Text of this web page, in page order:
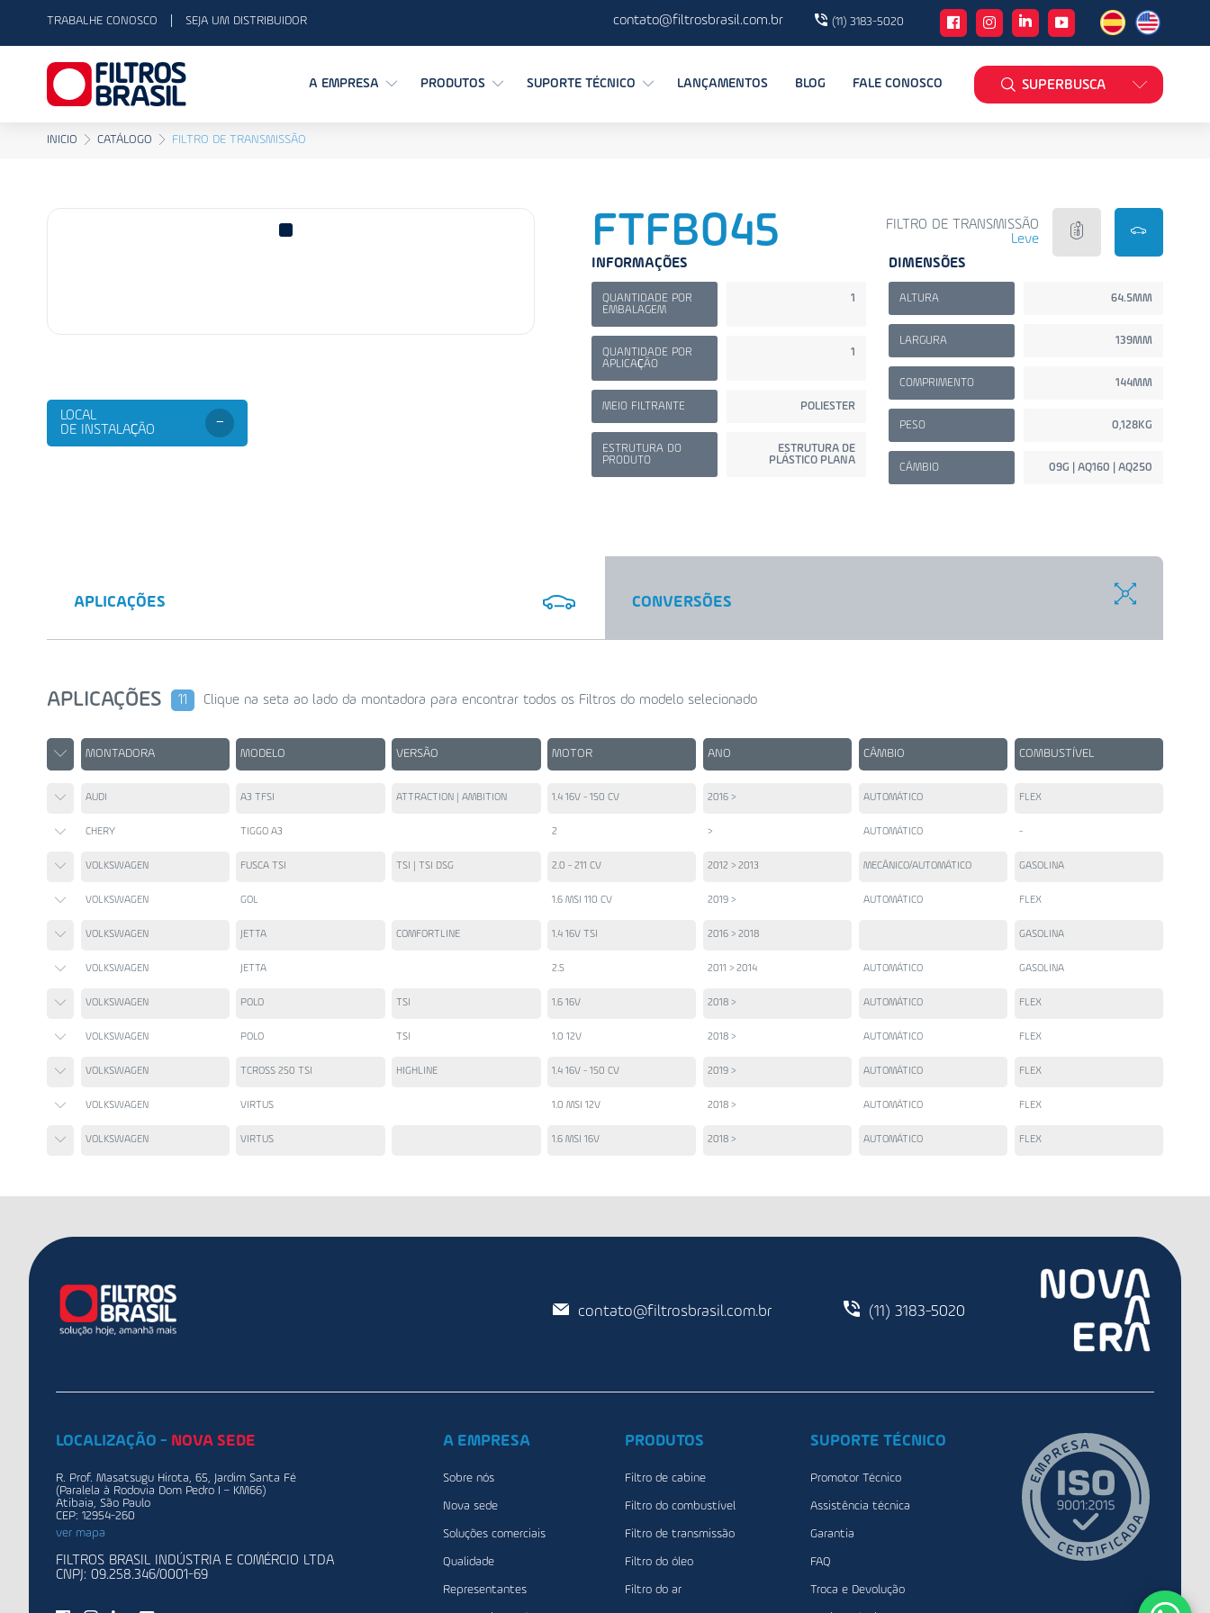
TRABALHE CONOSCO SEJA UM DISTRIBUIDOR contato@filtrosbrasil.com.br (11) 3183-5020
A EMPRESA PRODUTOS SUPORTE TÉCNICO LANÇAMENTOS BLOG FALE CONOSCO SUPERBUSCA
INICIO CATÁLOGO FILTRO DE TRANSMISSÃO
LOCAL
DE INSTALAÇÃO
-
FTFB045
FILTRO DE TRANSMISSÃO
Leve
INFORMAÇÕES
QUANTIDADE POR
EMBALAGEM
1
QUANTIDADE POR
APLICAÇÃO
1
MEIO FILTRANTE POLIESTER
ESTRUTURA DO
PRODUTO
ESTRUTURA DE
PLÁSTICO PLANA
DIMENSÕES
ALTURA 64.5MM
LARGURA 139MM
COMPRIMENTO 144MM
PESO 0,128KG
CÂMBIO 09G | AQ160 | AQ250
APLICAÇÕES CONVERSÕES
APLICAÇÕES 11 Clique na seta ao lado da montadora para encontrar todos os Filtros do modelo selecionado
MONTADORA MODELO VERSÃO MOTOR ANO CÂMBIO COMBUSTÍVEL
AUDI A3 TFSI ATTRACTION | AMBITION 1.4 16V - 150 CV 2016 > AUTOMÁTICO FLEX
CHERY TIGGO A3 2 > AUTOMÁTICO -
VOLKSWAGEN FUSCA TSI TSI | TSI DSG 2.0 - 211 CV 2012 > 2013 MECÂNICO/AUTOMÁTICO GASOLINA
VOLKSWAGEN GOL 1.6 MSI 110 CV 2019 > AUTOMÁTICO FLEX
VOLKSWAGEN JETTA COMFORTLINE 1.4 16V TSI 2016 > 2018 GASOLINA
VOLKSWAGEN JETTA 2.5 2011 > 2014 AUTOMÁTICO GASOLINA
VOLKSWAGEN POLO TSI 1.6 16V 2018 > AUTOMÁTICO FLEX
VOLKSWAGEN POLO TSI 1.0 12V 2018 > AUTOMÁTICO FLEX
VOLKSWAGEN TCROSS 250 TSI HIGHLINE 1.4 16V - 150 CV 2019 > AUTOMÁTICO FLEX
VOLKSWAGEN VIRTUS 1.0 MSI 12V 2018 > AUTOMÁTICO FLEX
VOLKSWAGEN VIRTUS 1.6 MSI 16V 2018 > AUTOMÁTICO FLEX
contato@filtrosbrasil.com.br (11) 3183-5020
LOCALIZAÇÃO - NOVA SEDE
R. Prof. Masatsugu Hirota, 65, Jardim Santa Fé
(Paralela à Rodovia Dom Pedro I – KM66)
Atibaia, São Paulo
CEP: 12954-260
ver mapa
FILTROS BRASIL INDÚSTRIA E COMÉRCIO LTDA
CNPJ: 09.258.346/0001-69
A EMPRESA
Sobre nós
Nova sede
Soluções comerciais
Qualidade
Representantes
PRODUTOS
Filtro de cabine
Filtro do combustível
Filtro de transmissão
Filtro do óleo
Filtro do ar
SUPORTE TÉCNICO
Promotor Técnico
Assistência técnica
Garantia
FAQ
Troca e Devolução